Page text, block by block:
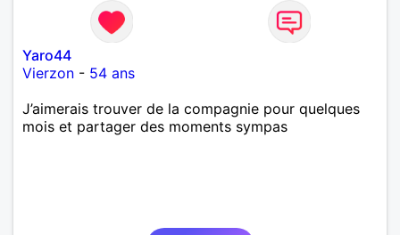
Yaro44
Vierzon - 54 ans
J’aimerais trouver de la compagnie pour quelques
mois et partager des moments sympas